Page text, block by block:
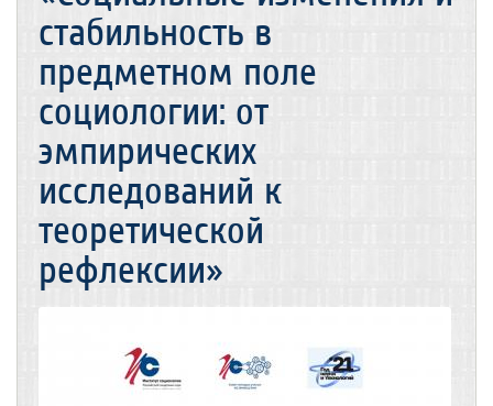
стабильность в
предметном поле
социологии: от
эмпирических
исследований к
теоретической
рефлексии»